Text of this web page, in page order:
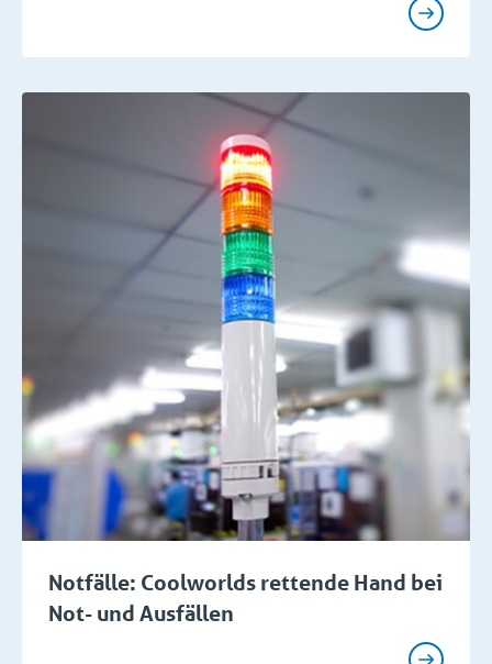
Notfälle: Coolworlds rettende Hand bei
Not- und Ausfällen